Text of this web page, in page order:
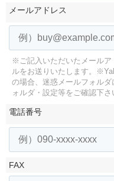
メールアドレス
※ご記入いただいたメールア
ルをお送りいたします。
の場合、迷惑メールフォルダ
ォルダ・設定等をご確認下さ
電話番号
FAX